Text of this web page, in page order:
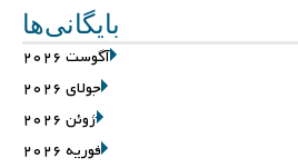
بایگانی‌ها
آگوست 2026
جولای 2026
ژوئن 2026
فوریه 2026